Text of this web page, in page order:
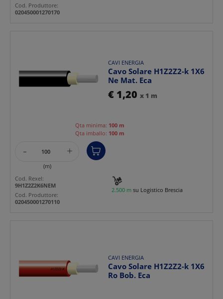
Cod. Produttore:
020450001270170
CAVI ENERGIA
Cavo Solare H1Z2Z2-k 1X6
Ne Mat. Eca
€ 1,20 x 1 m
Qta minima: 100 m
Qta imballo: 100 m
- +
(m)
2.500 m su Logistico Brescia
Cod. Rexel:
9H1Z2Z2K6NEM
Cod. Produttore:
020450001270110
CAVI ENERGIA
Cavo Solare H1Z2Z2-k 1X6
Ro Bob. Eca